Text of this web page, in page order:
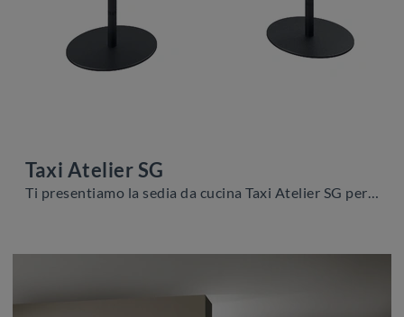
Taxi Atelier SG
Ti presentiamo la sedia da cucina Taxi Atelier SG per ambientazioni moderne, tra le più belle Sedie sgabelli di Zamagna.